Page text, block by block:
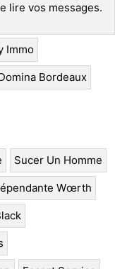
lire vos messages.
Immo
Bordeaux
Sucer Un Homme
Wœrth